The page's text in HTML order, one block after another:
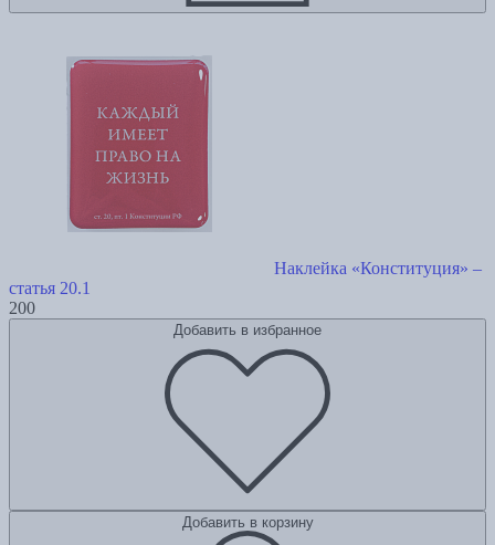
Наклейка «Конституция» –
статья 20.1
200
Добавить в избранное
Добавить в корзину